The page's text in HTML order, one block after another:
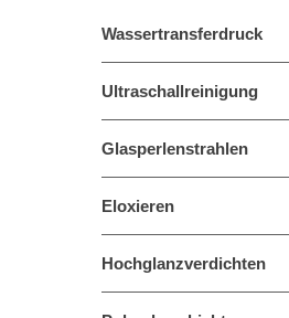
Wassertransferdruck
Ultraschallreinigung
Glasperlenstrahlen
Eloxieren
Hochglanzverdichten